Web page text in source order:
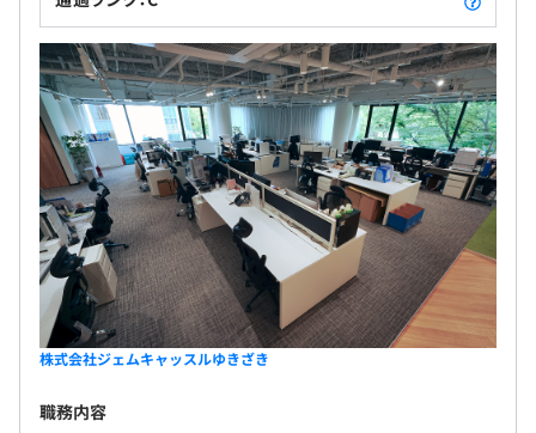
株式会社ジェムキャッスルゆきざき
職務内容